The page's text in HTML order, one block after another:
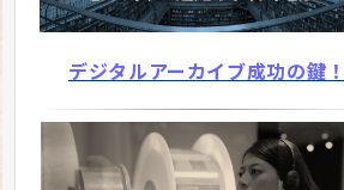
デジタルアーカイブ成功の鍵！